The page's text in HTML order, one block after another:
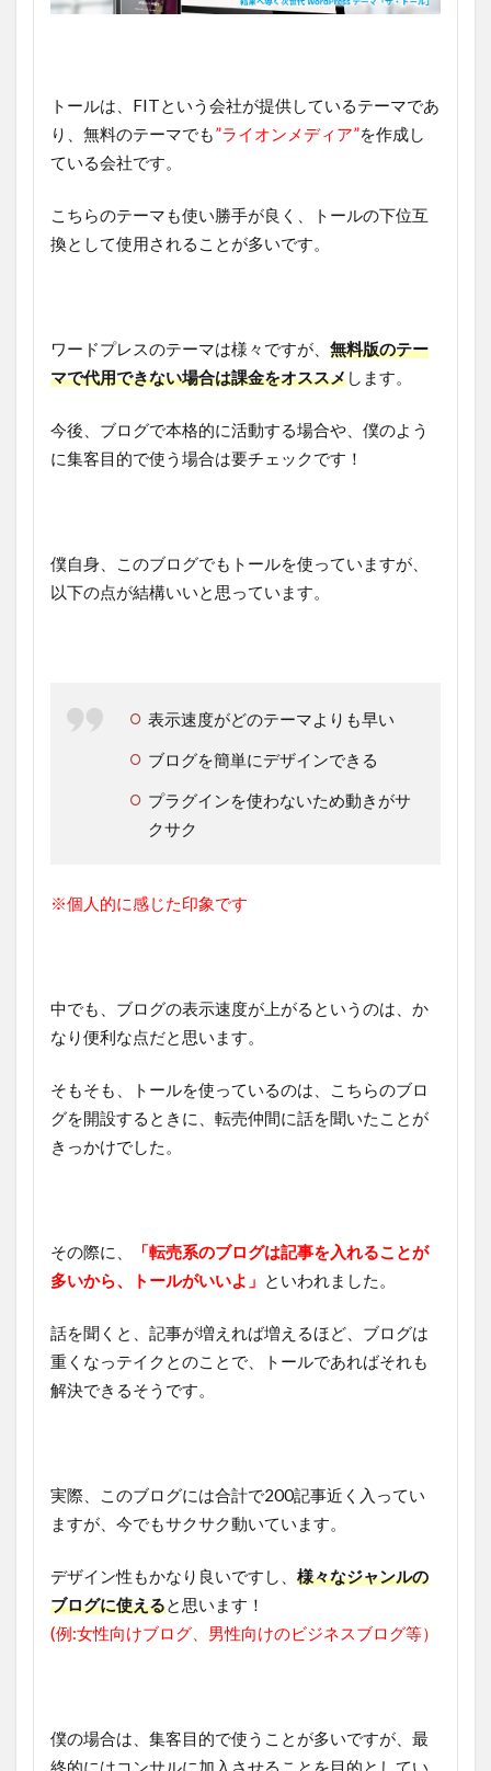
トールは、FITという会社が提供しているテーマであ
り、無料のテーマでも”ライオンメディア”を作成し
ている会社です。
こちらのテーマも使い勝手が良く、トールの下位互
換として使用されることが多いです。
ワードプレスのテーマは様々ですが、 無料版のテー
マで代用できない場合は課金をオススメします。
今後、ブログで本格的に活動する場合や、僕のよう
に集客目的で使う場合は要チェックです！
僕自身、このブログでもトールを使っていますが、
以下の点が結構いいと思っています。
表示速度がどのテーマよりも早い
ブログを簡単にデザインできる
プラグインを使わないため動きがサ
クサク
※個人的に感じた印象です
中でも、ブログの表示速度が上がるというのは、か
なり便利な点だと思います。
そもそも、トールを使っているのは、こちらのブロ
グを開設するときに、転売仲間に話を聞いたことが
きっかけでした。
その際に、
「転売系のブログは記事を入れることが
多いから、トールがいいよ」
といわれました。
話を聞くと、記事が増えれば増えるほど、ブログは
重くなっテイクとのことで、トールであればそれも
解決できるそうです。
実際、このブログには合計で200記事近く入ってい
ますが、今でもサクサク動いています。
デザイン性もかなり良いですし、 様々なジャンルの
ブログに使えると思います！
(例:女性向けブログ、男性向けのビジネスブログ等）
僕の場合は、集客目的で使うことが多いですが、最
終的にはコンサルに加入させることを目的としてい